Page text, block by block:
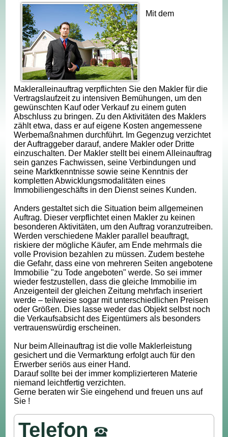
Mit dem
Makleralleinauftrag verpflichten Sie den Makler für die
Vertragslaufzeit zu intensiven Bemühungen, um den
gewünschten Kauf oder Verkauf zu einem guten
Abschluss zu bringen. Zu den Aktivitäten des Maklers
zählt etwa, dass er auf eigene Kosten angemessene
Werbemaßnahmen durchführt. Im Gegenzug verzichtet
der Auftraggeber darauf, andere Makler oder Dritte
einzuschalten. Der Makler stellt bei einem Alleinauftrag
sein ganzes Fachwissen, seine Verbindungen und
seine Marktkenntnisse sowie seine Kenntnis der
kompletten Abwicklungsmodalitäten eines
Immobiliengeschäfts in den Dienst seines Kunden.
Anders gestaltet sich die Situation beim allgemeinen
Auftrag. Dieser verpflichtet einen Makler zu keinen
besonderen Aktivitäten, um den Auftrag voranzutreiben.
Werden verschiedene Makler parallel beauftragt,
riskiere der mögliche Käufer, am Ende mehrmals die
volle Provision bezahlen zu müssen. Zudem bestehe
die Gefahr, dass eine von mehreren Seiten angebotene
Immobilie "zu Tode angeboten" werde. So sei immer
wieder festzustellen, dass die gleiche Immobilie im
Anzeigenteil der gleichen Zeitung mehrfach inseriert
werde – teilweise sogar mit unterschiedlichen Preisen
oder Größen. Dies lasse weder das Objekt selbst noch
die Verkaufsabsicht des Eigentümers als besonders
vertrauenswürdig erscheinen.
Nur beim Alleinauftrag ist die volle Maklerleistung
gesichert und die Vermarktung erfolgt auch für den
Erwerber seriös aus einer Hand.
Darauf sollte bei der immer komplizierteren Materie
niemand leichtfertig verzichten.
Gerne beraten wir Sie eingehend und freuen uns auf
Sie !
Telefon